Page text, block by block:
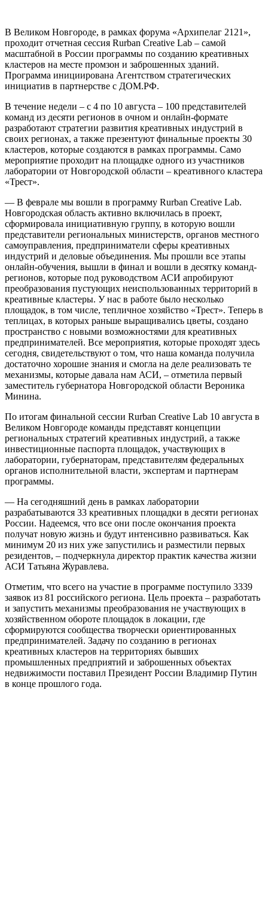
В Великом Новгороде, в рамках форума «Архипелаг 2121»,
проходит отчетная сессия Rurban Creative Lab – самой
масштабной в России программы по созданию креативных
кластеров на месте промзон и заброшенных зданий.
Программа инициирована Агентством стратегических
инициатив в партнерстве с ДОМ.РФ.
В течение недели – с 4 по 10 августа – 100 представителей
команд из десяти регионов в очном и онлайн-формате
разработают стратегии развития креативных индустрий в
своих регионах, а также презентуют финальные проекты 30
кластеров, которые создаются в рамках программы. Само
мероприятие проходит на площадке одного из участников
лаборатории от Новгородской области – креативного кластера
«Трест».
— В феврале мы вошли в программу Rurban Creative Lab.
Новгородская область активно включилась в проект,
сформировала инициативную группу, в которую вошли
представители региональных министерств, органов местного
самоуправления, предприниматели сферы креативных
индустрий и деловые объединения. Мы прошли все этапы
онлайн-обучения, вышли в финал и вошли в десятку команд-
регионов, которые под руководством АСИ апробируют
преобразования пустующих неиспользованных территорий в
креативные кластеры. У нас в работе было несколько
площадок, в том числе, тепличное хозяйство «Трест». Теперь в
теплицах, в которых раньше выращивались цветы, создано
пространство с новыми возможностями для креативных
предпринимателей. Все мероприятия, которые проходят здесь
сегодня, свидетельствуют о том, что наша команда получила
достаточно хорошие знания и смогла на деле реализовать те
механизмы, которые давала нам АСИ, – отметила первый
заместитель губернатора Новгородской области Вероника
Минина.
По итогам финальной сессии Rurban Creative Lab 10 августа в
Великом Новгороде команды представят концепции
региональных стратегий креативных индустрий, а также
инвестиционные паспорта площадок, участвующих в
лаборатории, губернаторам, представителям федеральных
органов исполнительной власти, экспертам и партнерам
программы.
— На сегодняшний день в рамках лаборатории
разрабатываются 33 креативных площадки в десяти регионах
России. Надеемся, что все они после окончания проекта
получат новую жизнь и будут интенсивно развиваться. Как
минимум 20 из них уже запустились и разместили первых
резидентов, – подчеркнула директор практик качества жизни
АСИ Татьяна Журавлева.
Отметим, что всего на участие в программе поступило 3339
заявок из 81 российского региона. Цель проекта – разработать
и запустить механизмы преобразования не участвующих в
хозяйственном обороте площадок в локации, где
сформируются сообщества творчески ориентированных
предпринимателей. Задачу по созданию в регионах
креативных кластеров на территориях бывших
промышленных предприятий и заброшенных объектах
недвижимости поставил Президент России Владимир Путин
в конце прошлого года.